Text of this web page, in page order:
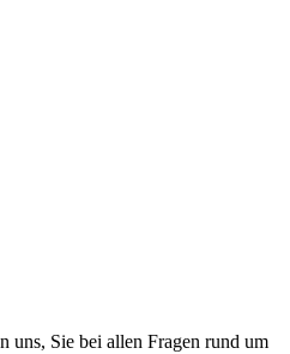
Sie bei allen Fragen rund um